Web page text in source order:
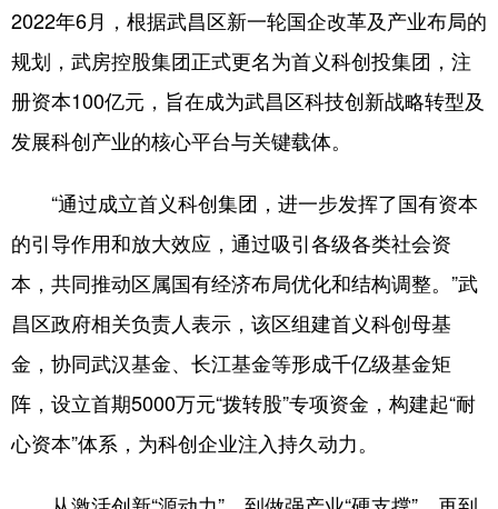
2022年6月，根据武昌区新一轮国企改革及产业布局的
规划，武房控股集团正式更名为首义科创投集团，注
册资本100亿元，旨在成为武昌区科技创新战略转型及
发展科创产业的核心平台与关键载体。
“通过成立首义科创集团，进一步发挥了国有资本
的引导作用和放大效应，通过吸引各级各类社会资
本，共同推动区属国有经济布局优化和结构调整。”武
昌区政府相关负责人表示，该区组建首义科创母基
金，协同武汉基金、长江基金等形成千亿级基金矩
阵，设立首期5000万元“拨转股”专项资金，构建起“耐
心资本”体系，为科创企业注入持久动力。